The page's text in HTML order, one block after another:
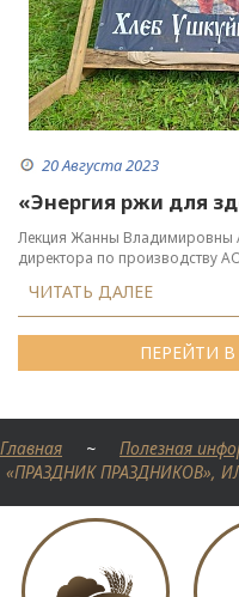
20 Августа 2023
«Энергия ржи для
Лекция Жанны Владимировны
директора по производству
ЧИТАТЬ ДАЛЕЕ
ПЕРЕЙТИ
Главная ~ Полезная
«ПРАЗДНИК ПРАЗДНИКОВ»,